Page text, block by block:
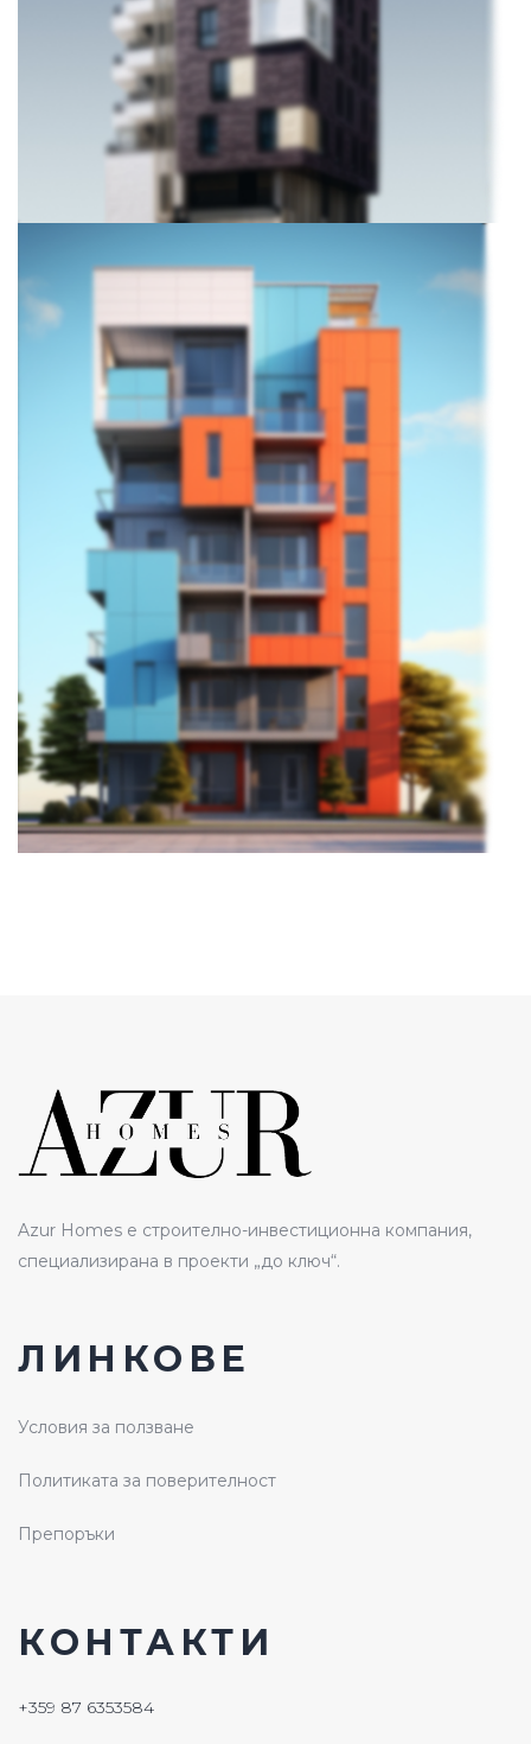
Azur Homes е строително-инвестиционна компания,
специализирана в проекти „до ключ“.
ЛИНКОВЕ
Условия за ползване
Политиката за поверителност
Препоръки
КОНТАКТИ
+359 87 6353584